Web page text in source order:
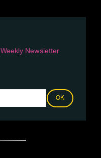
Weekly Newsletter
OK